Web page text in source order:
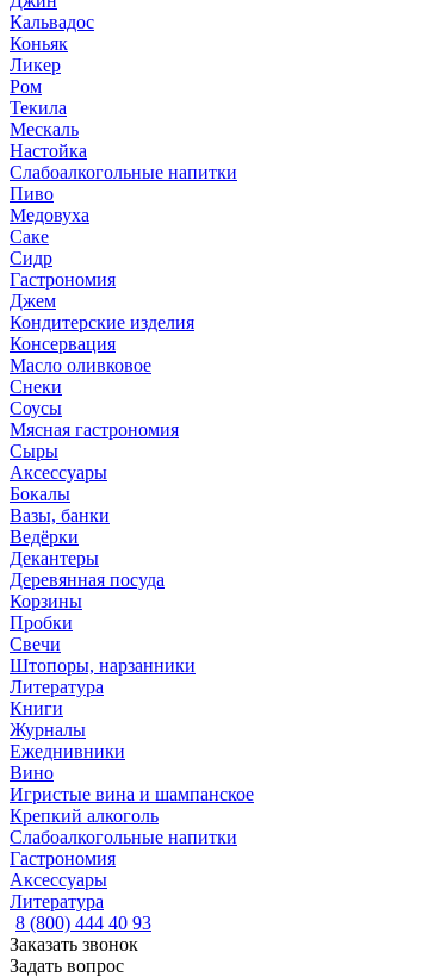
Кальвадос
Коньяк
Ликер
Ром
Текила
Мескаль
Настойка
Слабоалкогольные напитки
Пиво
Медовуха
Саке
Сидр
Гастрономия
Джем
Кондитерские изделия
Консервация
Масло оливковое
Снеки
Соусы
Мясная гастрономия
Сыры
Аксессуары
Бокалы
Вазы, банки
Ведёрки
Декантеры
Деревянная посуда
Корзины
Пробки
Свечи
Штопоры, нарзанники
Литература
Книги
Журналы
Ежеднивники
Вино
Игристые вина и шампанское
Крепкий алкоголь
Слабоалкогольные напитки
Гастрономия
Аксессуары
Литература
8 (800) 444 40 93
Заказать звонок
Задать вопрос